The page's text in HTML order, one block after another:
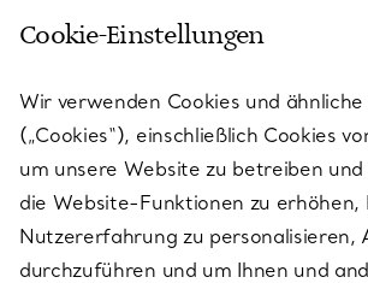
KUNDENSERVICE
SERVICES
ÜBER TIFFANY & CO.
Cookie-Einstellungen
Wir verwenden Cookies und
(„Cookies“), einschließlich Cookies
um unsere Website zu betreiben und
die Website-Funktionen zu erhöhen,
Nutzererfahrung zu personalisieren,
durchzuführen und um Ihnen und